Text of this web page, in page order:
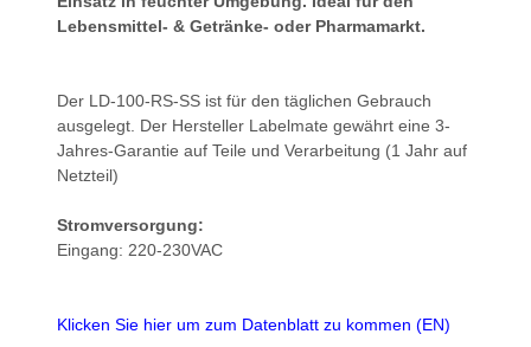
Lebensmittel- & Getränke- oder Pharmamarkt.
Der LD-100-RS-SS ist für den täglichen Gebrauch
ausgelegt. Der Hersteller Labelmate gewährt eine 3-
Jahres-Garantie auf Teile und Verarbeitung (1 Jahr auf
Netzteil)
Stromversorgung:
Eingang: 220-230VAC
Klicken Sie hier um zum Datenblatt zu kommen (EN)